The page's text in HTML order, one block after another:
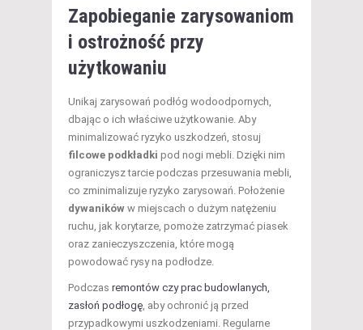
Zapobieganie zarysowaniom
i ostrożność przy
użytkowaniu
Unikaj zarysowań podłóg wodoodpornych,
dbając o ich właściwe użytkowanie. Aby
minimalizować ryzyko uszkodzeń, stosuj
filcowe podkładki pod nogi mebli. Dzięki nim
ograniczysz tarcie podczas przesuwania mebli,
co zminimalizuje ryzyko zarysowań. Położenie
dywaników w miejscach o dużym natężeniu
ruchu, jak korytarze, pomoże zatrzymać piasek
oraz zanieczyszczenia, które mogą
powodować rysy na podłodze.
Podczas remontów czy prac budowlanych,
zasłoń podłogę , aby ochronić ją przed
przypadkowymi uszkodzeniami. Regularne